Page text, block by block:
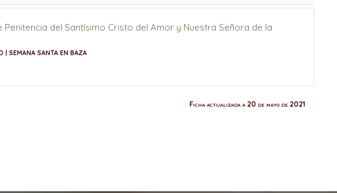
Penitencia del Santísimo Cristo del Amor y Nuestra Señora de la
| SEMANA SANTA EN BAZA
Ficha actualizada a 20 de mayo de 2021